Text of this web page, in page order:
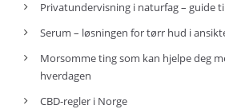
Privatundervisning i naturfag – guide
Serum – løsningen for tørr hud i
Morsomme ting som kan hjelpe deg
hverdagen
CBD-regler i Norge